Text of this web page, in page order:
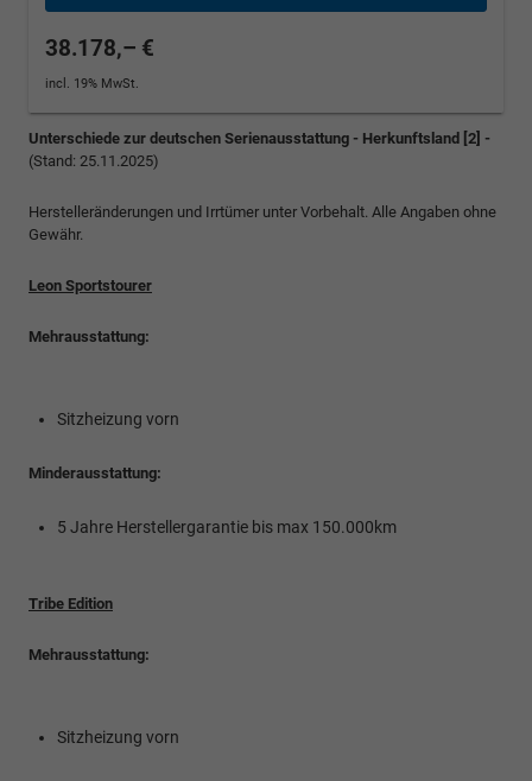
38.178,– €
incl. 19% MwSt.
Unterschiede zur deutschen Serienausstattung - Herkunftsland [2] -
(Stand: 25.11.2025)
Herstelleränderungen und Irrtümer unter Vorbehalt. Alle Angaben ohne
Gewähr.
Leon Sportstourer
Mehrausstattung:
Sitzheizung vorn
Minderausstattung:
5 Jahre Herstellergarantie bis max 150.000km
Tribe Edition
Mehrausstattung:
Sitzheizung vorn